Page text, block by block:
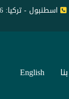
اسطنبول - تركيا: 00905395991206
English